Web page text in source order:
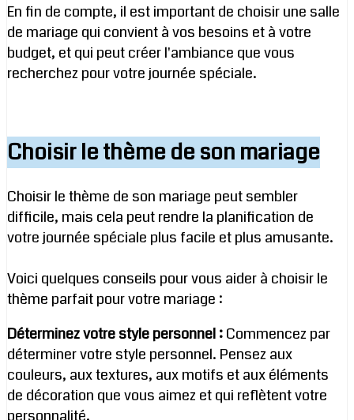
En fin de compte, il est important de choisir une salle
de mariage qui convient à vos besoins et à votre
budget, et qui peut créer l'ambiance que vous
recherchez pour votre journée spéciale.
Choisir le thème de son mariage
Choisir le thème de son mariage peut sembler
difficile, mais cela peut rendre la planification de
votre journée spéciale plus facile et plus amusante.
Voici quelques conseils pour vous aider à choisir le
thème parfait pour votre mariage :
Déterminez votre style personnel :Commencez par
déterminer votre style personnel. Pensez aux
couleurs, aux textures, aux motifs et aux éléments
de décoration que vous aimez et qui reflètent votre